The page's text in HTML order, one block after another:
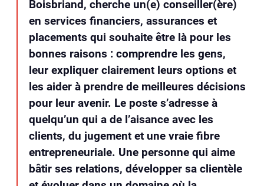
Boisbriand, cherche un(e) conseiller(ère)
en services financiers, assurances et
placements qui souhaite être là pour les
bonnes raisons : comprendre les gens,
leur expliquer clairement leurs options et
les aider à prendre de meilleures décisions
pour leur avenir. Le poste s’adresse à
quelqu’un qui a de l’aisance avec les
clients, du jugement et une vraie fibre
entrepreneuriale. Une personne qui aime
bâtir ses relations, développer sa clientèle